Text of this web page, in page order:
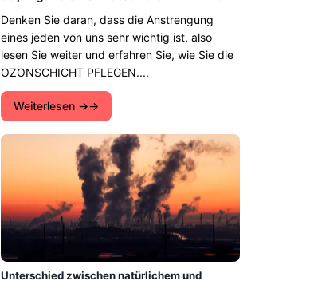
Denken Sie daran, dass die Anstrengung
eines jeden von uns sehr wichtig ist, also
lesen Sie weiter und erfahren Sie, wie Sie die
OZONSCHICHT PFLEGEN....
Weiterlesen →
Unterschied zwischen natürlichem und